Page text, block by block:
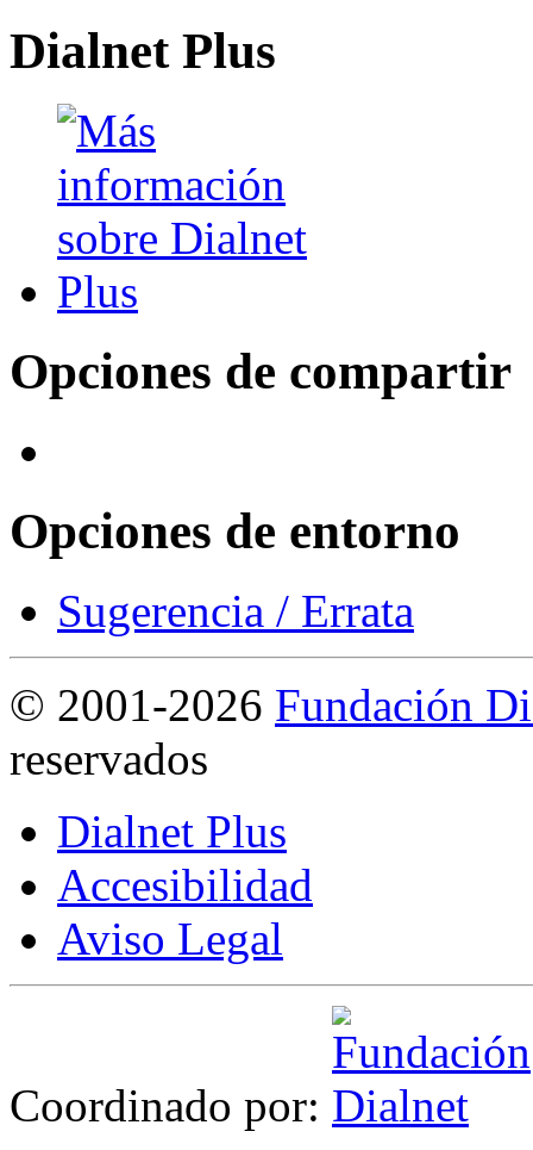
Dialnet Plus
Opciones de compartir
Opciones de entorno
Sugerencia / Errata
© 2001-2026 Fundación
reservados
Dialnet Plus
Accesibilidad
Aviso Legal
Coordinado por: